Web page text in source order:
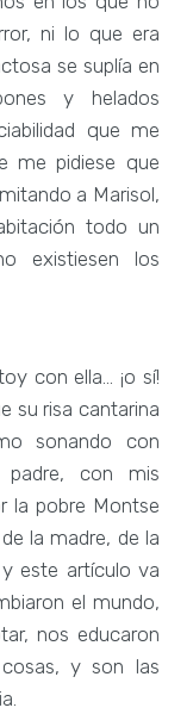
ni lo que era
se suplía en
y helados
que me
me pidiese que
a Marisol,
todo un
existiesen los
con ella… ¡o sí!
su risa cantarina
sonando con
padre, con mis
la pobre Montse
la madre, de la
este artículo va
el mundo,
nos educaron
y son las